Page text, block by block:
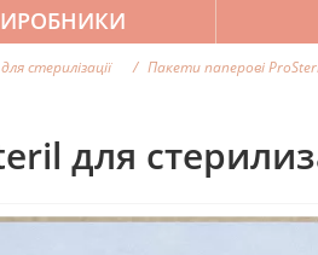
стерилізації Пакети паперові
для